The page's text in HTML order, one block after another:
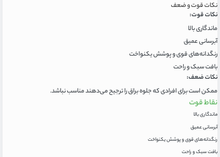
نکات قوت و ضعف
نکات قوت:
ماندگاری بالا
آبرسانی عمیق
رنگدانه‌های قوی و پوشش یکنواخت
بافت سبک و راحت
نکات ضعف:
ممکن است برای افرادی که جلوه براق را ترجیح می‌دهند مناسب نباشد.
نقاط قوت
ماندگاری بالا
آبرسانی عمیق
رنگدانه‌های قوی و پوشش یکنواخت
بافت سبک و راحت